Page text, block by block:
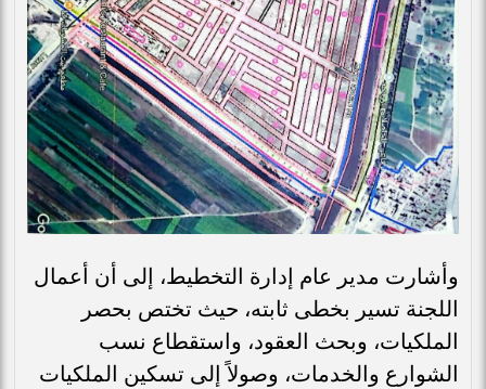
وأشارت مدير عام إدارة التخطيط، إلى أن أعمال
اللجنة تسير بخطى ثابته، حيث تختص بحصر
الملكيات، وبحث العقود، واستقطاع نسب
الشوارع والخدمات، وصولاً إلى تسكين الملكيات